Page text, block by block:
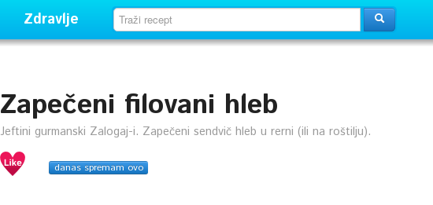
Zdravlje
Zapečeni filovani hleb
Jeftini gurmanski Zalogaj-i. Zapečeni sendvič hleb u rerni (ili na roštilju).
danas spremam ovo